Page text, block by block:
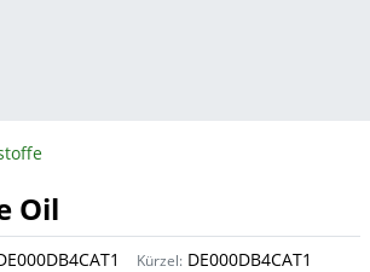
Oil
Kürzel: DE000DB4CAT1